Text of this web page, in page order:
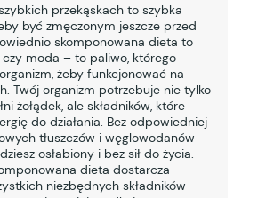
przekąskach to szybka
być zmęczonym jeszcze przed
skomponowana dieta to
czy moda – to paliwo, którego
żeby funkcjonować na
Twój organizm potrzebuje nie tylko
żołądek, ale składników, które
do działania. Bez odpowiedniej
tłuszczów i węglowodanów
osłabiony i bez sił do życia.
dieta dostarcza
niezbędnych składników